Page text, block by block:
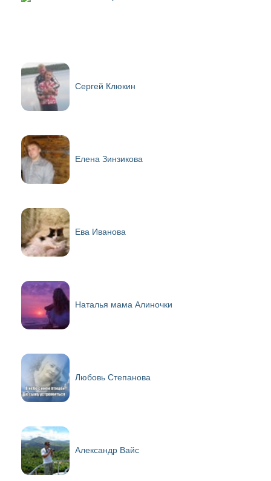
Сергей Клюкин
Елена Зинзикова
Ева Иванова
Наталья мама Алиночки
Любовь Степанова
Александр Вайс